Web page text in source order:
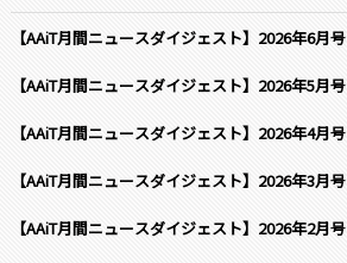
【AAiT月間ニュースダイジェスト】2026年6月号
【AAiT月間ニュースダイジェスト】2026年5月号
【AAiT月間ニュースダイジェスト】2026年4月号
【AAiT月間ニュースダイジェスト】2026年3月号
【AAiT月間ニュースダイジェスト】2026年2月号